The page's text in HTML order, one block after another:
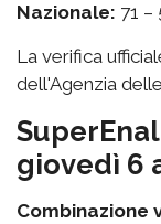
Nazionale: 71 –
La verifica
dell'Agenzia
giovedì 6
Combinazione